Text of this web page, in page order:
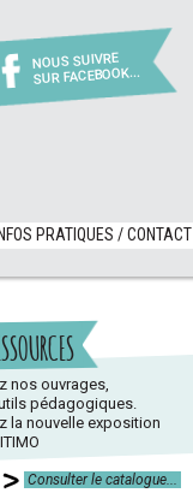
NOUS SUIVRE
SUR FACEBOOK...
INFOS PRATIQUES / CONTACT
nos ouvrages,
pédagogiques.
la nouvelle exposition
Consulter le catalogue...